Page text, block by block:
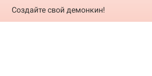
Создайте свой демонкин!